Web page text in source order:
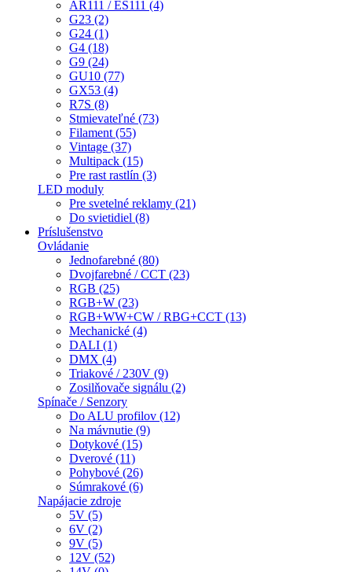
AR111 / ES111 (4)
G23 (2)
G24 (1)
G4 (18)
G9 (24)
GU10 (77)
GX53 (4)
R7S (8)
Stmievateľné (73)
Filament (55)
Vintage (37)
Multipack (15)
Pre rast rastlín (3)
LED moduly
Pre svetelné reklamy (21)
Do svietidiel (8)
Príslušenstvo
Ovládanie
Jednofarebné (80)
Dvojfarebné / CCT (23)
RGB (25)
RGB+W (23)
RGB+WW+CW / RBG+CCT (13)
Mechanické (4)
DALI (1)
DMX (4)
Triakové / 230V (9)
Zosilňovače signálu (2)
Spínače / Senzory
Do ALU profilov (12)
Na mávnutie (9)
Dotykové (15)
Dverové (11)
Pohybové (26)
Súmrakové (6)
Napájacie zdroje
5V (5)
6V (2)
9V (5)
12V (52)